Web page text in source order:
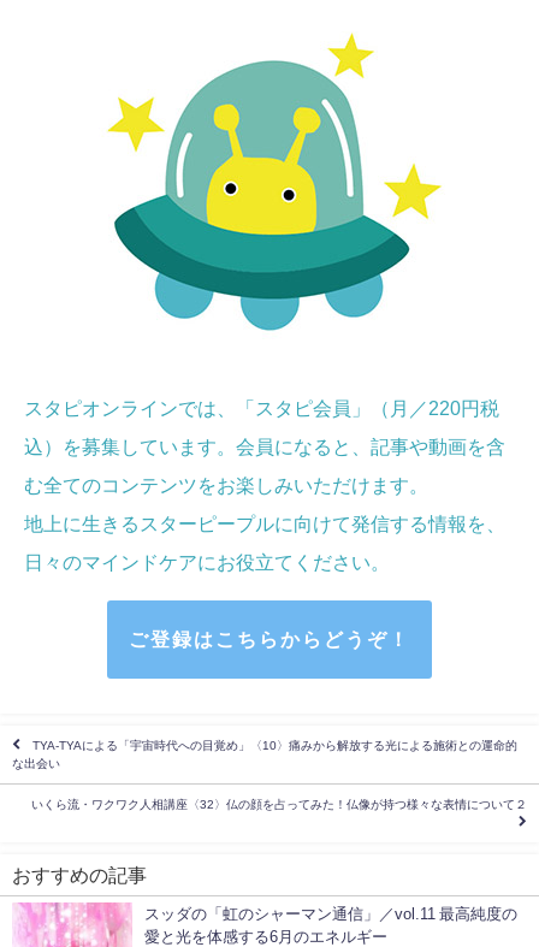
スタピオンラインでは、「スタピ会員」（月／220円税
込）を募集しています。会員になると、記事や動画を含
む全てのコンテンツをお楽しみいただけます。
地上に生きるスターピープルに向けて発信する情報を、
日々のマインドケアにお役立てください
ご登録はこちらからどうぞ！
TYA-TYAによる「宇宙時代への目覚め」〈10〉痛みから解放する光による施術との運命的
な出会い
いくら流・ワクワク人相講座〈32〉仏の顔を占ってみた！仏像が持つ様々な表情について２
おすすめの記事
スッダの「虹のシャーマン通信」／vol.11 最高純度の
愛と光を体感する6月のエネルギー